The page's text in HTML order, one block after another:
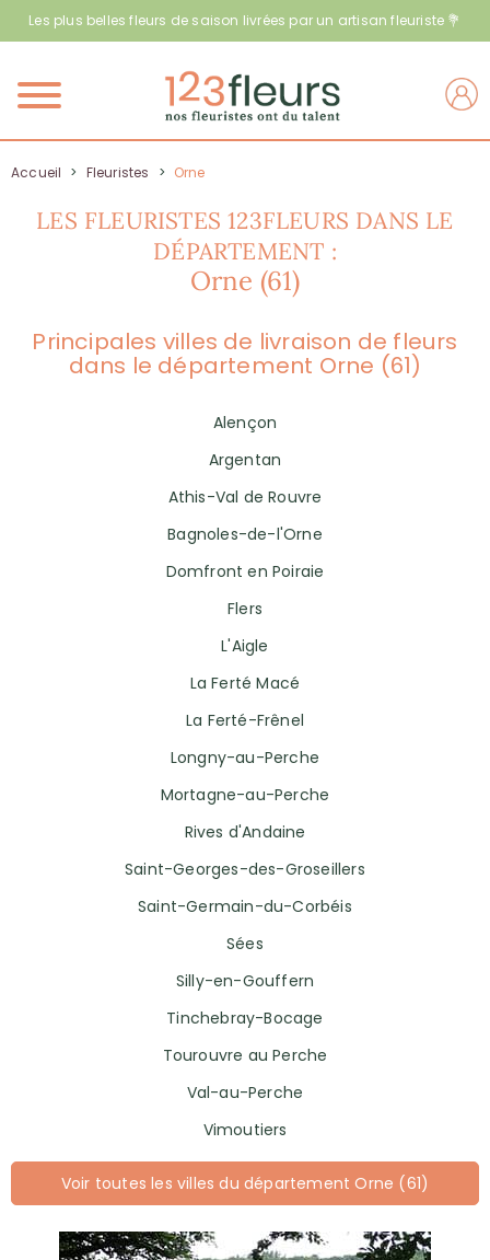
Les plus belles fleurs de saison livrées par un artisan fleuriste 💐
Menu
Accueil > Fleuristes > Orne
LES FLEURISTES 123FLEURS DANS LE
DÉPARTEMENT :
Orne (61)
Principales villes de livraison de fleurs
dans le département Orne (61)
Alençon
Argentan
Athis-Val de Rouvre
Bagnoles-de-l'Orne
Domfront en Poiraie
Flers
L'Aigle
La Ferté Macé
La Ferté-Frênel
Longny-au-Perche
Mortagne-au-Perche
Rives d'Andaine
Saint-Georges-des-Groseillers
Saint-Germain-du-Corbéis
Sées
Silly-en-Gouffern
Tinchebray-Bocage
Tourouvre au Perche
Val-au-Perche
Vimoutiers
Voir toutes les villes du département Orne (61)